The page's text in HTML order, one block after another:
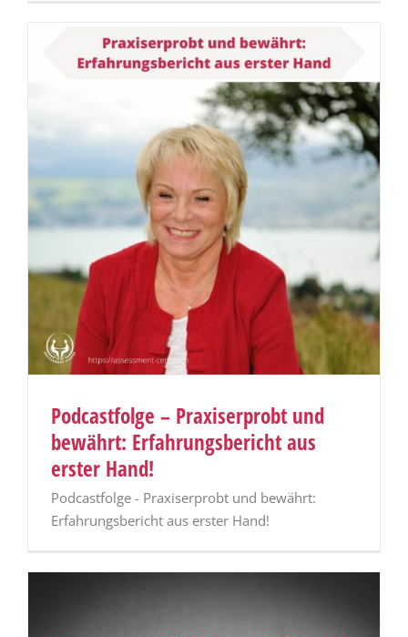
Podcastfolge – Praxiserprobt und
bewährt: Erfahrungsbericht aus
erster Hand!
Podcastfolge - Praxiserprobt und bewährt:
Erfahrungsbericht aus erster Hand!